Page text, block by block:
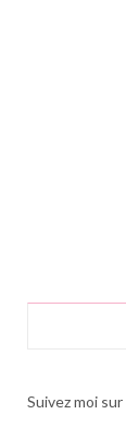
Suivez moi sur